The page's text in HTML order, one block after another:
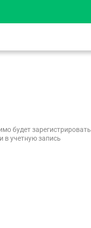
будет
в учетную запись